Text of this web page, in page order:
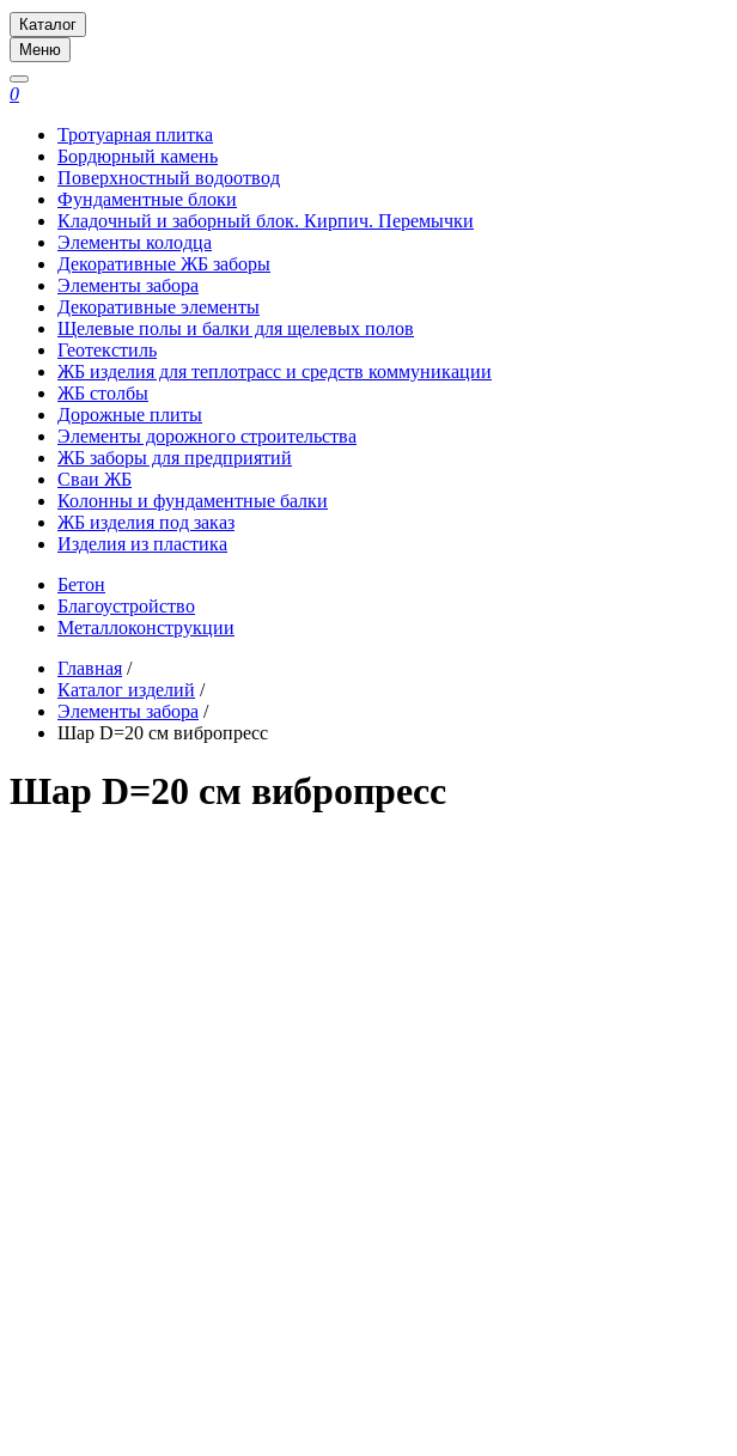
Каталог
Меню
0
Тротуарная плитка
Бордюрный камень
Поверхностный водоотвод
Фундаментные блоки
Кладочный и заборный блок. Кирпич. Перемычки
Элементы колодца
Декоративные ЖБ заборы
Элементы забора
Декоративные элементы
Щелевые полы и балки для щелевых полов
Геотекстиль
ЖБ изделия для теплотрасс и средств коммуникации
ЖБ столбы
Дорожные плиты
Элементы дорожного строительства
ЖБ заборы для предприятий
Сваи ЖБ
Колонны и фундаментные балки
ЖБ изделия под заказ
Изделия из пластика
Бетон
Благоустройство
Металлоконструкции
Главная /
Каталог изделий /
Элементы забора /
Шар D=20 см вибропресс
Шар D=20 см вибропресс